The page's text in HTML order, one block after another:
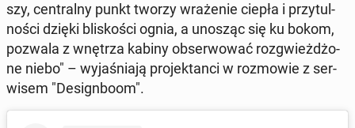
szy, cen­tral­ny punkt tworzy wra­że­nie ciepła i przy­tul­
no­ści dzięki bli­sko­ści ognia, a unosząc się ku bokom,
pozwala z wnętrza kabiny ob­ser­wo­wać roz­gwież­dżo­
ne niebo" – wy­ja­śnia­ją pro­jek­tan­ci w roz­mo­wie z ser­
wi­sem "De­si­gn­bo­om".